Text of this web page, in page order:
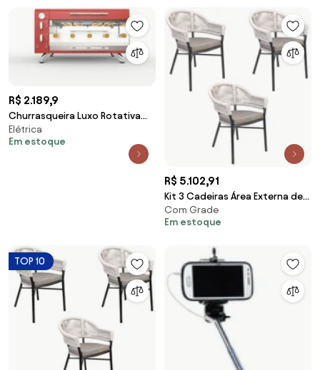
R$ 2.189,9
Churrasqueira Luxo Rotativa
Elétrica 05 Espetos 220V - Verm
Elétrica
Em estoque
R$ 5.102,91
Kit 3 Cadeiras Área Externa de
Alumínio Bear com Corda
Naútica Grafite/Amêndoa G56
Com Grade
Em estoque
TOP 10